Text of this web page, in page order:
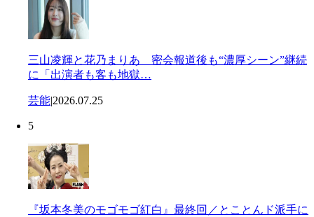
三山凌輝と花乃まりあ 密会報道後も“濃厚シーン”継続
に「出演者も客も地獄…
芸能|2026.07.25
5
『坂本冬美のモゴモゴ紅白』最終回／とことんド派手に